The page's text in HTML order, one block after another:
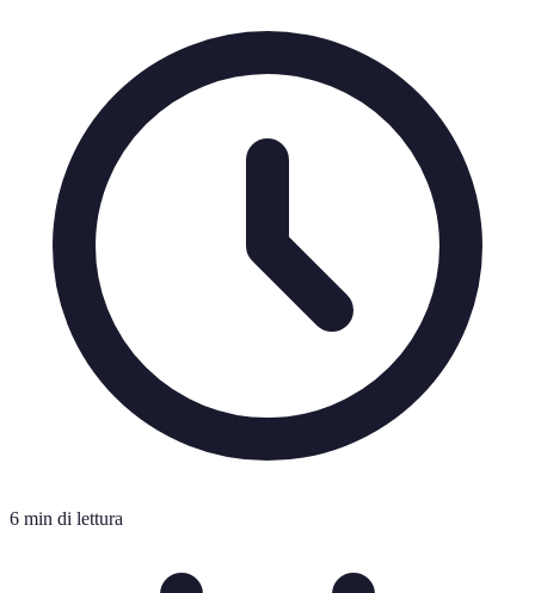
6 min di lettura